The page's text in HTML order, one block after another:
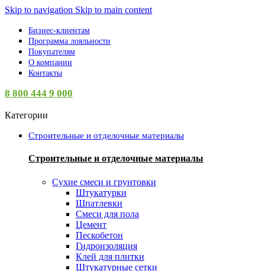
Skip to navigation Skip to main content
Бизнес-клиентам
Программа лояльности
Покупателям
О компании
Контакты
8 800 444 9 000
Категории
Строительные и отделочные материалы
Строительные и отделочные материалы
Сухие смеси и грунтовки
Штукатурки
Шпатлевки
Смеси для пола
Цемент
Пескобетон
Гидроизоляция
Клей для плитки
Штукатурные сетки